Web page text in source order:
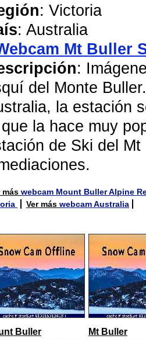
: Victoria
: Australia
Mt Buller
:
del Monte
la estación
la hace muy
de Ski del
más webcam Mount Buller Alpine
Ver más webcam Australia
Buller Mt Buller